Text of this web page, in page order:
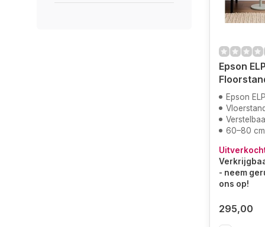
Epson
Epson
60–80 cm
- neem
ons op!
295,00